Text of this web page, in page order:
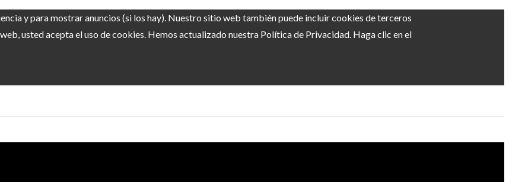
y para mostrar anuncios (si los hay). Nuestro sitio web también puede incluir cookies de terceros
usted acepta el uso de cookies. Hemos actualizado nuestra Política de Privacidad. Haga clic en el